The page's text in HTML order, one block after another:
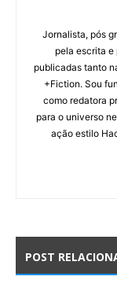
Jornalista, pós
pela escrita
publicadas tanto
+Fiction. Sou
como redatora
para o universo
ação estilo
POST